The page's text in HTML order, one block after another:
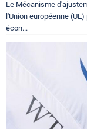
Le Mécanisme
l'Union européenne
écon...